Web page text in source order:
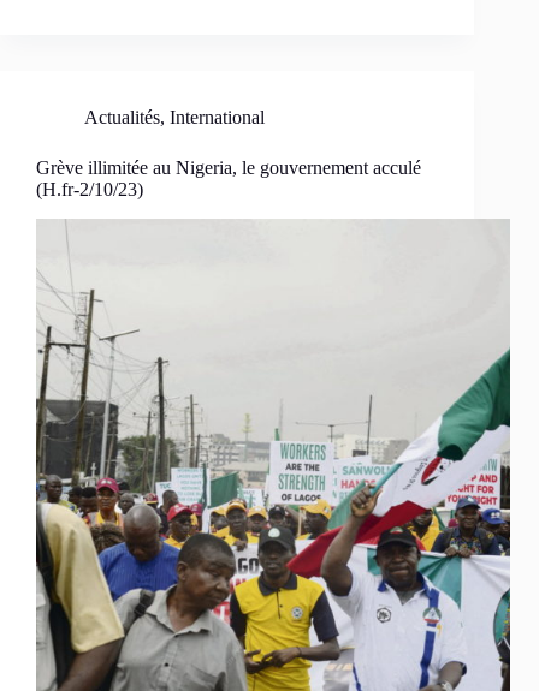
Actualités, International
Grève illimitée au Nigeria, le gouvernement acculé
(H.fr-2/10/23)